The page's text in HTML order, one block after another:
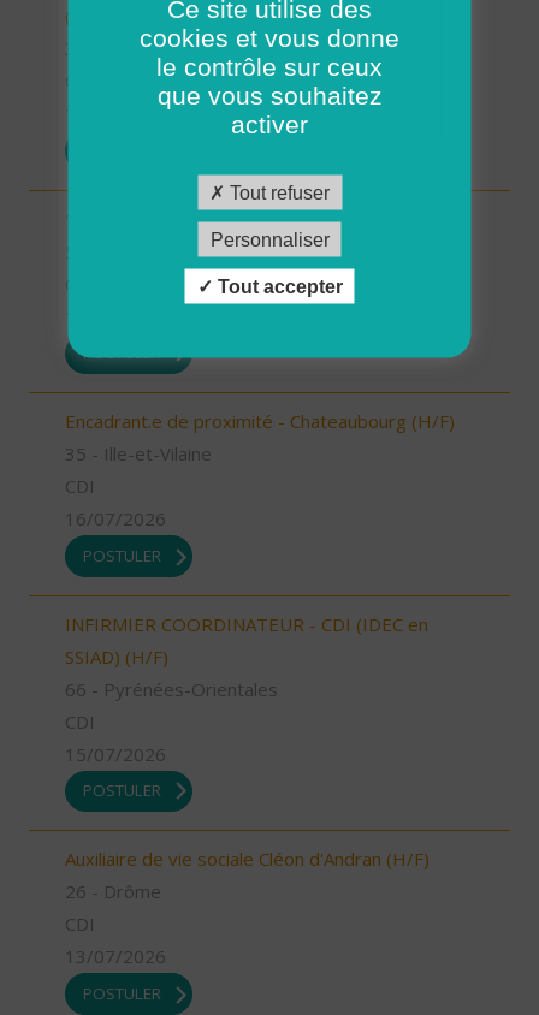
(H/F)
35 - Ille-et-Vilaine
1 Auxiliaire de vie de nuit (H/F)
POSTULER
Encadrant.e de proximité - Chateaubourg (H/F)
35 - Ille-et-Vilaine
CDI
16/07/2026
POSTULER
INFIRMIER COORDINATEUR - CDI (IDEC en
SSIAD) (H/F)
66 - Pyrénées-Orientales
CDI
15/07/2026
POSTULER
Auxiliaire de vie sociale Cléon d'Andran (H/F)
26 - Drôme
CDI
13/07/2026
POSTULER
Ce site utilise des
cookies et vous donne
le contrôle sur ceux
que vous souhaitez
activer
Tout refuser
Personnaliser
Tout accepter